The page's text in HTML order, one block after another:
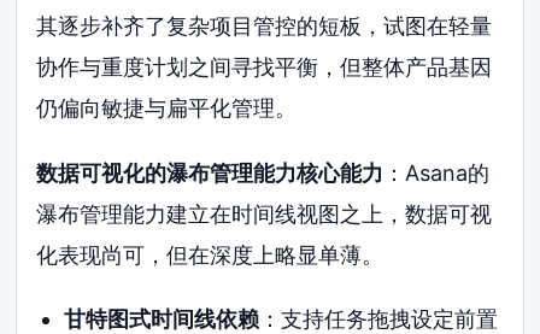
其逐步补齐了复杂项目管控的短板，试图在轻量
协作与重度计划之间寻找平衡，但整体产品基因
仍偏向敏捷与扁平化管理。
数据可视化的瀑布管理能力核心能力 ：Asana的
瀑布管理能力建立在时间线视图之上，数据可视
化表现尚可，但在深度上略显单薄。
甘特图式时间线依赖：支持任务拖拽设定前置